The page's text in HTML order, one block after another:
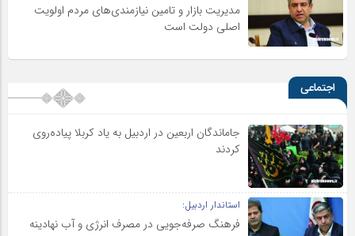
مدیریت بازار و تامین نیازمندی‌های مردم اولویت‌
اصلی دولت است
اجتماعی
جاماندگان اربعین در اردبیل به یاد کربلا پیاده‌روی
کردند
استاندار اردبیل:
فرهنگ صرفه‌جویی در مصرف انرژی و آب نهادینه